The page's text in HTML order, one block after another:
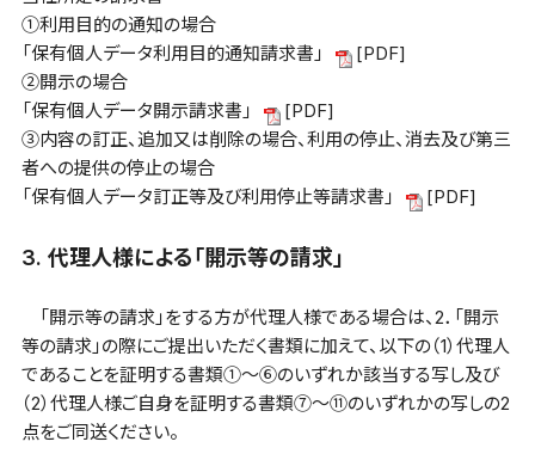
①利用目的の通知の場合
「保有個人データ利用目的通知請求書」
[PDF]
②開示の場合
「保有個人データ開示請求書」
[PDF]
③内容の訂正、追加又は削除の場合、利用の停止、消去及び第三
者への提供の停止の場合
「保有個人データ訂正等及び利用停止等請求書」
[PDF]
3. 代理人様による「開示等の請求」
「開示等の請求」をする方が代理人様である場合は、2．「開示
等の請求」の際にご提出いただく書類に加えて、以下の（1）代理人
であることを証明する書類①～⑥のいずれか該当する写し及び
（2）代理人様ご自身を証明する書類⑦～⑪のいずれかの写しの2
点をご同送ください。